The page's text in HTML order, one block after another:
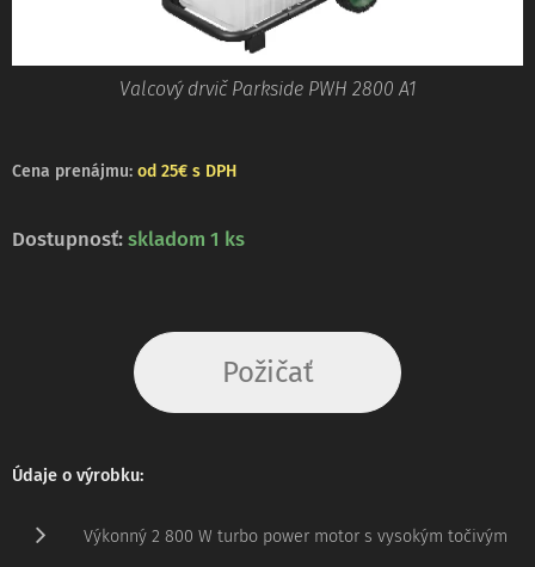
Valcový drvič Parkside PWH 2800 A1
Cena prenájmu: od 25€ s DPH
Dostupnosť: skladom 1 ks
Požičať
Údaje o výrobku:
Výkonný 2 800 W turbo power motor s vysokým točivým